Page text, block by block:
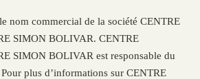
nom commercial de la société CENTRE
SIMON BOLIVAR. CENTRE
SIMON BOLIVAR est responsable du
plus d’informations sur CENTRE